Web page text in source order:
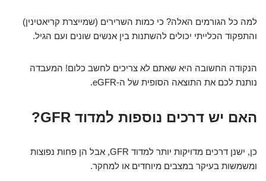
למה כל הגורמים האלה? כי כמות השרירים (שמייצרת קריאטינין)
והתפקוד הכלייתי יכולים להשתנות בין אנשים שונים ועם הגיל.
הנקודה החשובה היא שאתם לא צריכים לחשב כלום! המעבדה
נותנת לכם את התוצאה הסופית של ה-eGFR.
האם יש דרכים נוספות למדוד GFR?
כן, ישנן דרכים מדויקות יותר למדוד GFR, אבל הן פחות נפוצות
ומשמשות בעיקר במצבים מיוחדים או למחקר.